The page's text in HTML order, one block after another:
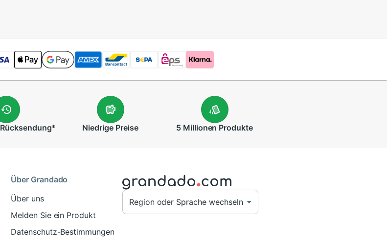
Rücksendung* NiedrigePreise 5 Millionen Produkte
Über Grandado
Über uns
Melden Sie ein Produkt
Datenschutz-Bestimmungen
Region oder Sprache wechseln